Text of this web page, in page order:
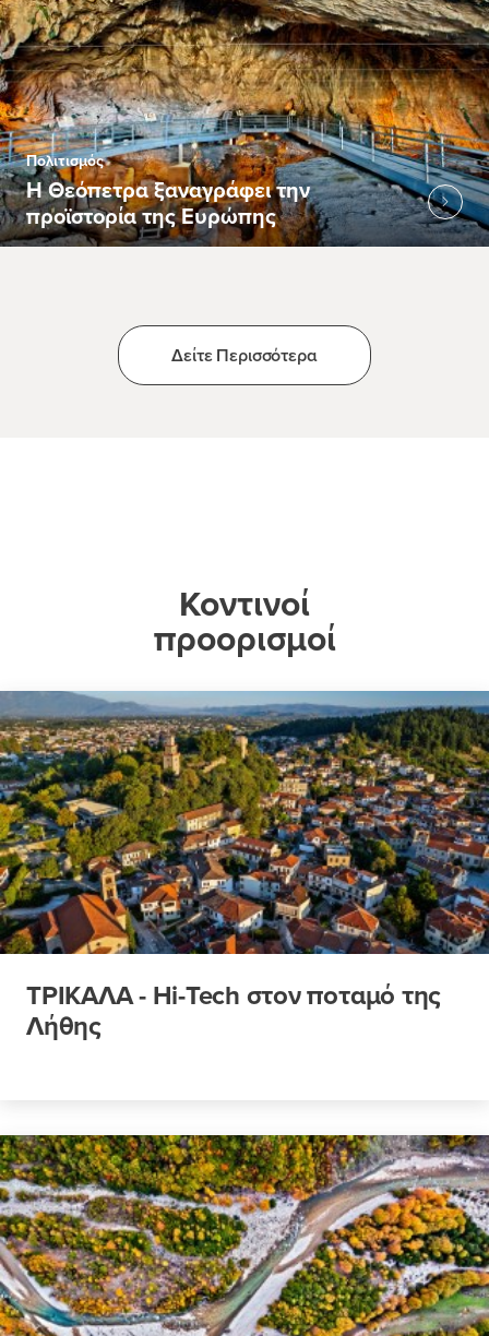
Πολιτισμός
Η Θεόπετρα ξαναγράφει την
προϊστορία της Ευρώπης
Δείτε Περισσότερα
Κοντινοί
προορισμοί
ΤΡΙΚΑΛΑ - Hi-Tech στον ποταμό της
Λήθης